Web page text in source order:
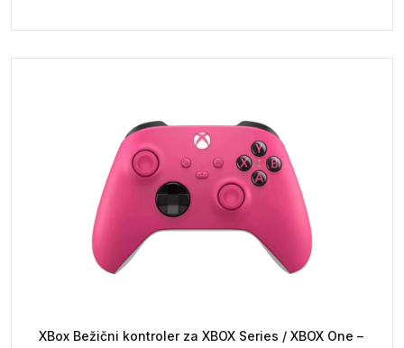
XBox Bežični kontroler za XBOX Series / XBOX One –